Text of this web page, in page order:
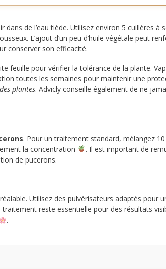
de l’eau tiède. Utilisez environ 5 cuillères à
L’ajout d’un peu d’huile végétale peut
conserver son efficacité.
feuille pour vérifier la tolérance de la plante.
toutes les semaines pour maintenir une
plantes. Advicly conseille également de ne
. Pour un traitement standard, mélangez
la concentration
. Il est important de
de pucerons.
Utilisez des pulvérisateurs adaptés pour
reste essentielle pour des résultats
.